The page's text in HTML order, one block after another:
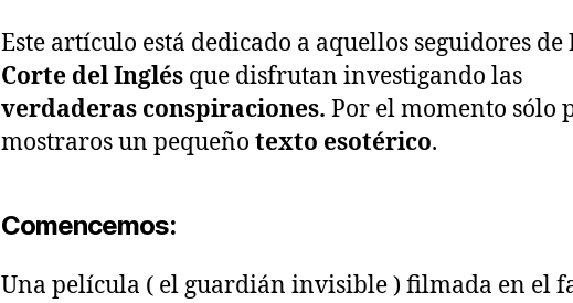
Este artículo está dedicado a aquellos seguidores de
Corte del Inglés que disfrutan investigando las
verdaderas conspiraciones. Por el momento sólo
mostraros un pequeño texto esotérico.
Comencemos:
Una película ( el guardián invisible ) filmada en el